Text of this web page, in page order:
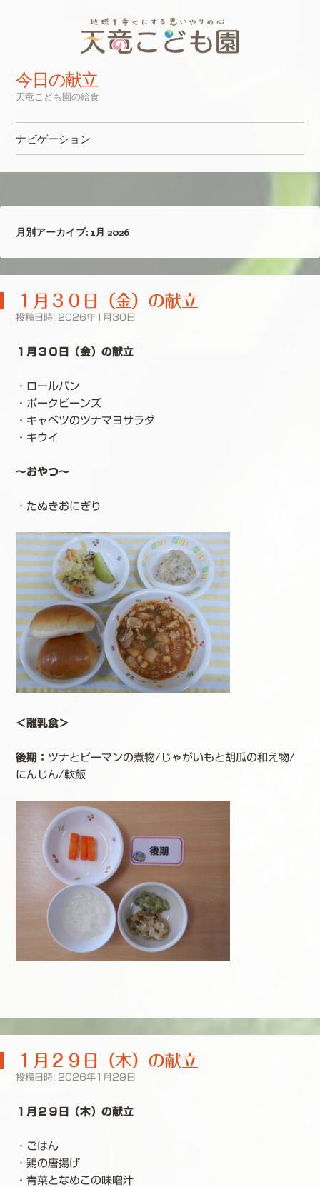
今日の献立
天竜こども園の給食
ナビゲーション
月別アーカイブ: 1月 2026
１月３０日（金）の献立
投稿日時: 2026年1月30日
１月３０日（金）の献立
・ロールパン
・ポークビーンズ
・キャベツのツナマヨサラダ
・キウイ
～おやつ～
・たぬきおにぎり
＜離乳食＞
後期： ツナとピーマンの煮物/じゃがいもと胡瓜の和え物/
にんじん/軟飯
１月２９日（木）の献立
投稿日時: 2026年1月29日
１月２９日（木）の献立
・ごはん
・鶏の唐揚げ
・青菜となめこの味噌汁